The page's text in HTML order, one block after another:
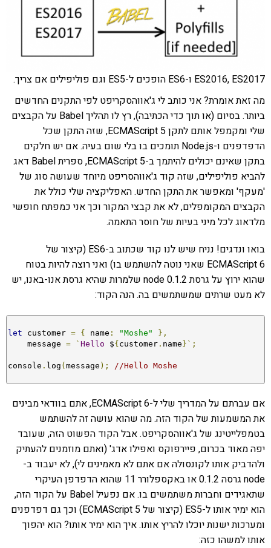
ES2016, ES2017 ו-ES6 הופכים ל-ES5 וגם פוליפילים אם צריך.
מה זאת אומרת? אני כותב לי ג'אווהסקריפט לפי התקנים החדשים
ביותר. בסיום (או תוך כדי הכתיבה), רץ לו תהליך Babel על הקבצים
שלי ומקמפל אותם לתקן ECMAScript 5, שזה התקן שכל
הדפדפנים ו-Node.js תומכים בו בלי שום בעיה. אם יש חלקים
בתקן שאינם יכולים להיתמך ב-ECMAScript 5, ספרית Babel דאג
להביא פוליפילים, שזה קוד ג'אווהסריפט מיוחד שעושה סוג של
'מעקף' ומאפשר את התקן החדש. האפליקציה שלי כולל את
הקבצים המקומפלים, לא את קבצי המקור וכך אני כמפתח חופשי
מלדאוג לכל מיני בעיות של חוסר התאמה.
בואו ונדגים! נניח שיש לנו קוד שכתוב ב-ES6 (קיצור של
ECMAScript 6 שאני נוטה להשתמש בו) ואני רוצה להיות בטוח
שהוא ירוץ על גרסת node 0.1.2 שלמרות שהיא גרסת אנו-באנו, יש
לא מעט שרתים שמשתמשים בה. הנה הקוד:
let customer = { name : "Moshe"
},
    message
= ` Hello ${ customer . name }`;
console . log ( message ); //Hello Moshe
אם עברתם על המדריך שלי ל-ECMAScript 6, אתם בוודאי מבינים
את המשמעות של הקוד הזה. מה שהוא עושה זה להשתמש
בטמפלייטינג של ג'אווהסקריפט. אבל הקוד הפשוט הזה, שעובד
יפה מאוד בכרום, פיירפוקס ואפילו אדג' (ואתם מוזמנים להעתיק
ולהדביק אותו לקונסולה אם אתם לא מאמינים לי), לא יעבוד ב-
node גרסה 0.1.2 או באקספלורר 11 שהוא הדפדפן העיקרי
שתאגידים וחברות משתמשים בו. אם נפעיל Babel על הקוד הזה,
הוא ימיר אותו ל-ES5 (קיצור של ECMAScript 5) וכך גם דפדפנים
ומערכות ישנות יוכלו להריץ אותו. איך הוא ימיר אותו? הוא יהפוך
אותו למשהו כזה: